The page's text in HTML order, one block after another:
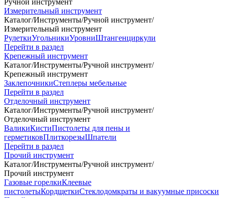
Ручной инструмент
Измерительный инструмент
Каталог/Инструменты/Ручной инструмент/
Измерительный инструмент
РулеткиУгольникиУровниШтангенциркули
Перейти в раздел
Крепежный инструмент
Каталог/Инструменты/Ручной инструмент/
Крепежный инструмент
ЗаклепочникиСтеплеры мебельные
Перейти в раздел
Отделочный инструмент
Каталог/Инструменты/Ручной инструмент/
Отделочный инструмент
ВаликиКистиПистолеты для пены и
герметиковПлиткорезыШпатели
Перейти в раздел
Прочий инструмент
Каталог/Инструменты/Ручной инструмент/
Прочий инструмент
Газовые горелкиКлеевые
пистолетыКордщеткиСтеклодомкраты и вакуумные присоски